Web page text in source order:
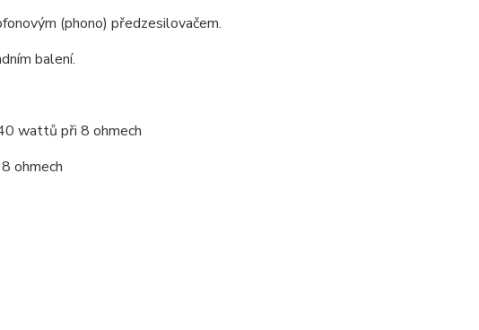
(phono) předzesilovačem.
balení.
wattů při 8 ohmech
ohmech